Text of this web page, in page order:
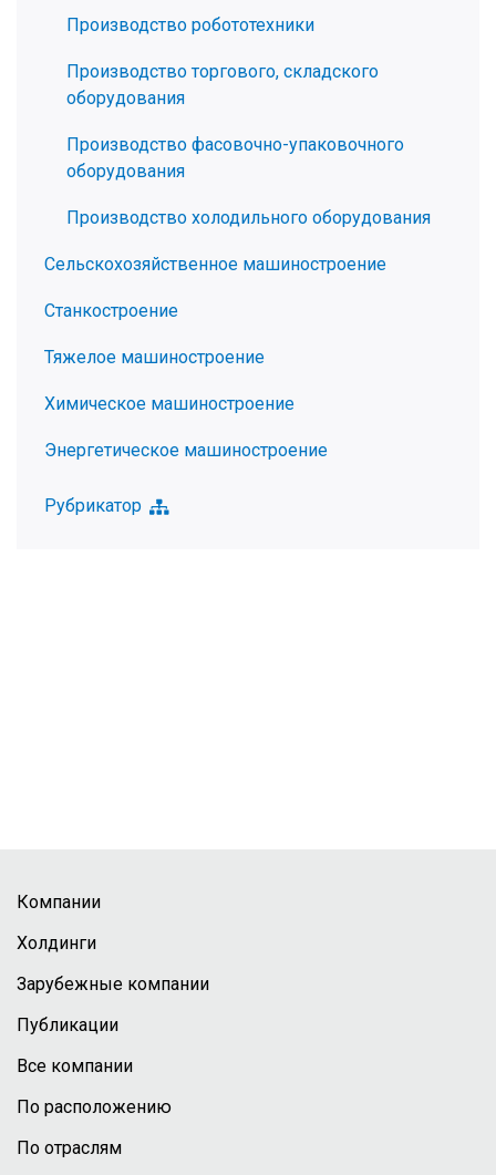
Производство робототехники
Производство торгового, складского
оборудования
Производство фасовочно-упаковочного
оборудования
Производство холодильного оборудования
Сельскохозяйственное машиностроение
Станкостроение
Тяжелое машиностроение
Химическое машиностроение
Энергетическое машиностроение
Рубрикатор
Компании
Холдинги
Зарубежные компании
Публикации
Все компании
По расположению
По отраслям